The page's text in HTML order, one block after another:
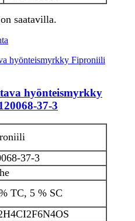
saatavilla.
hyönteismyrkky
37-3
37-3
TC, 5 % SC